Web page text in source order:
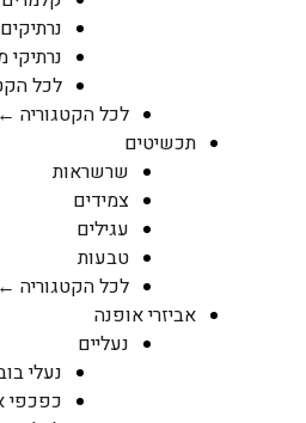
נרתיקי
לכל
לכל הקטגוריה ←
תכשיטים
שרשראות
צמידים
עגילים
טבעות
לכל הקטגוריה ←
אביזרי אופנה
נעליים
נעלי
כפכפי